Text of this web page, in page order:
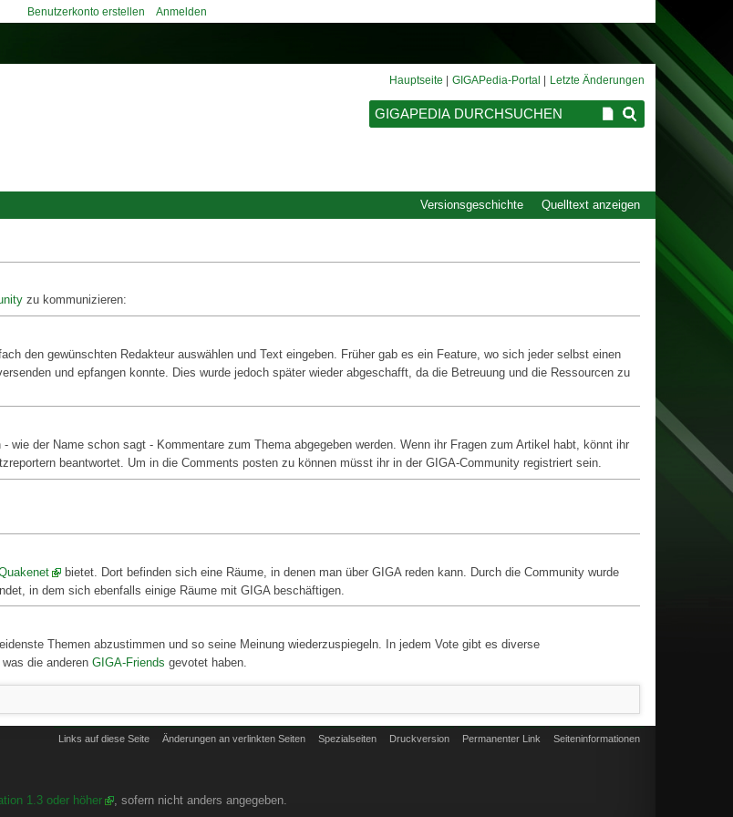
zu kommunizieren:
den gewünschten Redakteur auswählen und Text eingeben. Früher gab es ein Feature, wo sich jeder selbst einen
und epfangen konnte. Dies wurde jedoch später wieder abgeschafft, da die Betreuung und die Ressourcen zu
wie der Name schon sagt - Kommentare zum Thema abgegeben werden. Wenn ihr Fragen zum Artikel habt, könnt ihr
beantwortet. Um in die Comments posten zu können müsst ihr in der GIGA-Community registriert sein.
bietet. Dort befinden sich eine Räume, in denen man über GIGA reden kann. Durch die Community wurde
in dem sich ebenfalls einige Räume mit GIGA beschäftigen.
Themen abzustimmen und so seine Meinung wiederzuspiegeln. In jedem Vote gibt es diverse
die anderen GIGA-Friends gevotet haben.
Quelltext anzeigen
Versionsgeschichte
Benutzerkonto erstellen Anmelden
Hauptseite GIGAPedia-Portal Letzte Änderungen
Links auf diese Seite Änderungen an verlinkten Seiten Spezialseiten Druckversion Permanenter Link Seiten­informationen
1.3 oder höher
, sofern nicht anders angegeben.